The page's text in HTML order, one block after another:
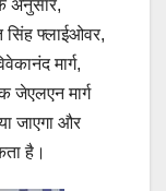
अनुसार,
सिंह फ्लाईओवर,
मार्ग,
जेएलएन मार्ग
जाएगा और
है।